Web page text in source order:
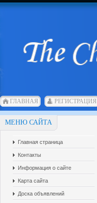
ГЛАВНАЯ РЕГИСТРАЦИЯ
МЕНЮ САЙТА
Главная страница
Контакты
Информация о сайте
Карта сайта
Доска объявлений